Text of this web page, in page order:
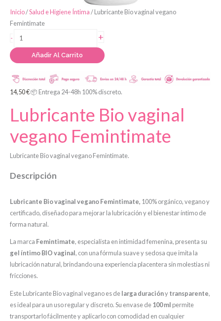
Inicio/Salud e Higiene Íntima/ Lubricante Bio vaginal vegano
Femintimate
-
Lubricante
Bio
vaginal
Femintimate
+
Añadir Al Carrito
14,50€📦 Entrega 24-48h 100% discreto.
Lubricante Bio vaginal
vegano Femintimate
Lubricante Bio vaginal vegano Femintimate.
Descripción
Lubricante Bio vaginal vegano Femintimate, 100% orgánico, vegano y
certificado, diseñado para mejorar la lubricación y el bienestar íntimo de
forma natural.
La marca Femintimate, especialista en intimidad femenina, presenta su
gel íntimo BIO vaginal, con una fórmula suave y sedosa que imita la
lubricación natural, brindando una experiencia placentera sin molestias ni
fricciones.
Este Lubricante Bio vaginal vegano es delarga duraciónytransparente,
es ideal para un uso regular y discreto. Su envase de100 ml permite
transportarlo fácilmente y aplicarlo con comodidad en cualquier